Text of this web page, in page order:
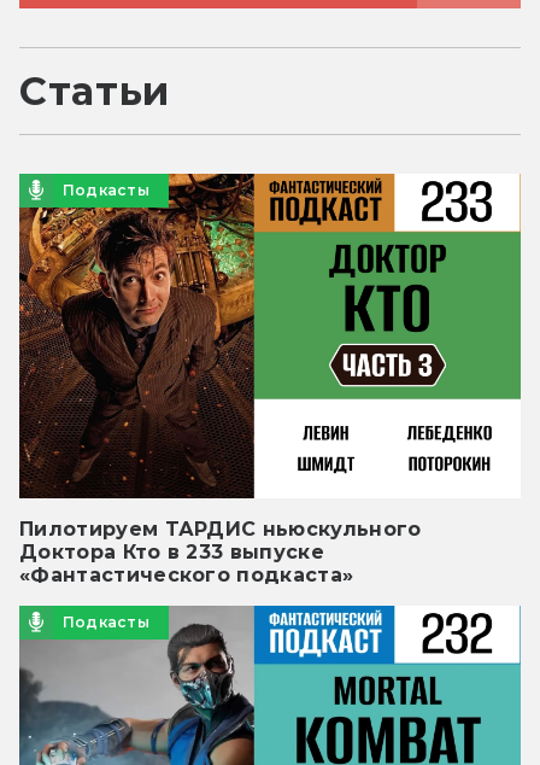
Статьи
Подкасты
Пилотируем ТАРДИС ньюскульного
Доктора Кто в 233 выпуске
«Фантастического подкаста»
Подкасты